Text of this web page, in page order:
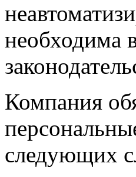
необходима
Компания
следующих